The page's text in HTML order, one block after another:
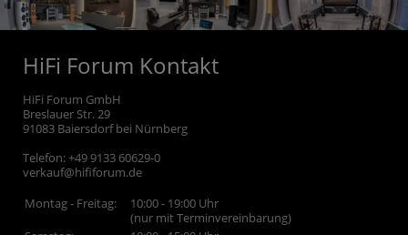
HiFi Forum Kontakt
HiFi Forum GmbH
Breslauer Str. 29
91083 Baiersdorf bei Nürnberg
Telefon:+49 9133 60629-0
verkauf@hififorum.de
Montag - Freitag:
10:00 - 19:00 Uhr
(nur mit Terminvereinbarung)